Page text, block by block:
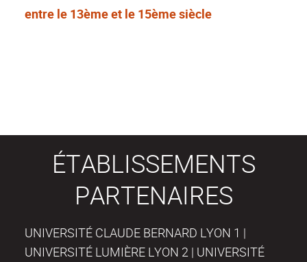
entre le 13ème et le 15ème siècle
ÉTABLISSEMENTS
PARTENAIRES
UNIVERSITÉ CLAUDE BERNARD LYON 1 |
UNIVERSITÉ LUMIÈRE LYON 2 | UNIVERSITÉ